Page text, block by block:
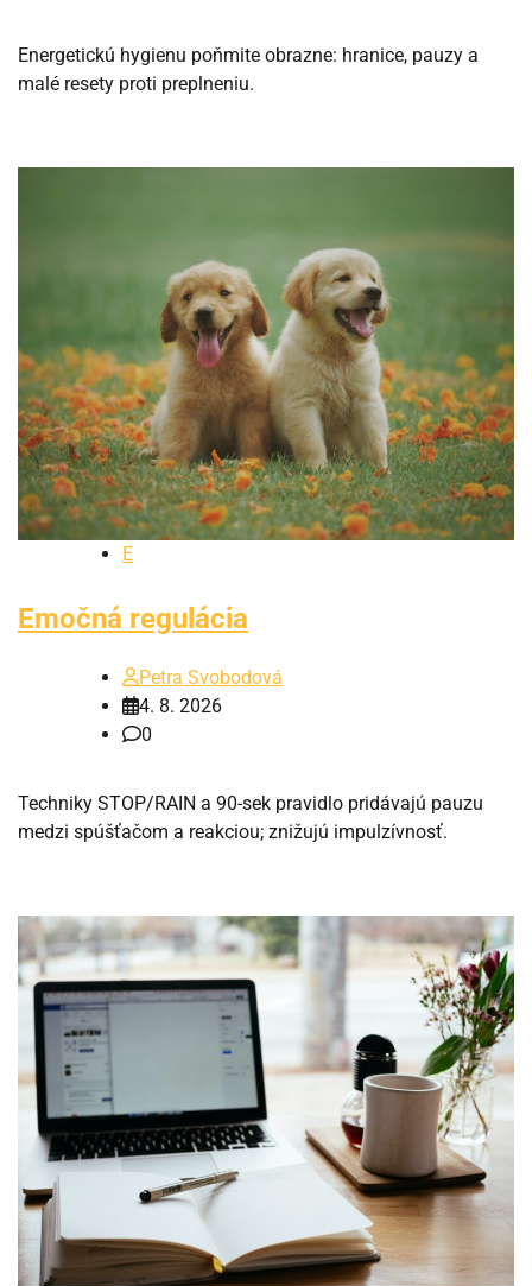
Energetickú hygienu poňmite obrazne: hranice, pauzy a
malé resety proti preplneniu.
E
Emočná regulácia
Petra Svobodová
4. 8. 2026
0
Techniky STOP/RAIN a 90-sek pravidlo pridávajú pauzu
medzi spúšťačom a reakciou; znižujú impulzívnosť.